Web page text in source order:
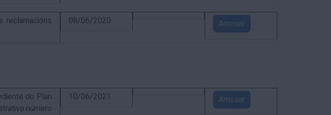
reclamacións
08/06/2020 Amosar
do Plan
número
10/06/2021 Amosar